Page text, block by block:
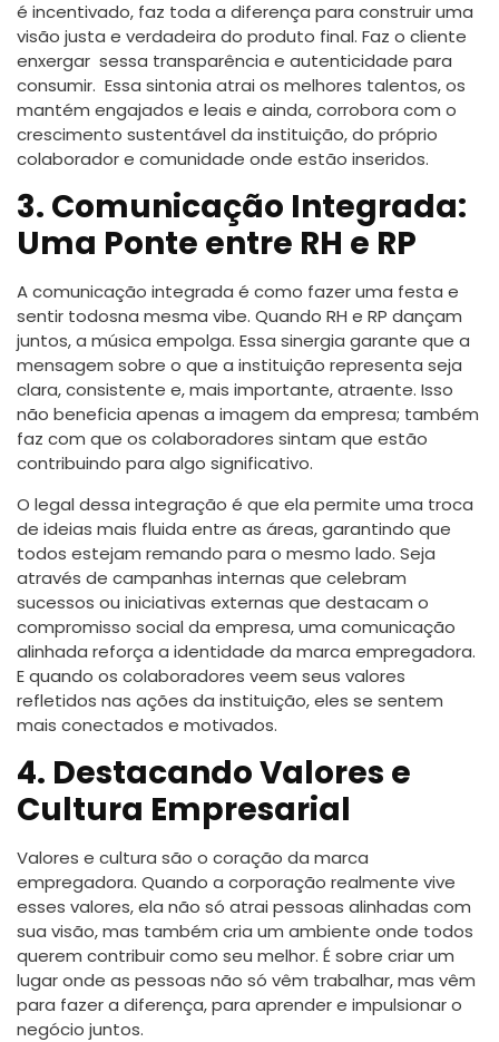
é incentivado, faz toda a diferença para construir uma
visão justa e verdadeira do produto final. Faz o cliente
enxergar sessa transparência e autenticidade para
consumir. Essa sintonia atrai os melhores talentos, os
mantém engajados e leais e ainda, corrobora com o
crescimento sustentável da instituição, do próprio
colaborador e comunidade onde estão inseridos.
3. Comunicação Integrada:
Uma Ponte entre RH e RP
A comunicação integrada é como fazer uma festa e
sentir todosna mesma vibe. Quando RH e RP dançam
juntos, a música empolga. Essa sinergia garante que a
mensagem sobre o que a instituição representa seja
clara, consistente e, mais importante, atraente. Isso
não beneficia apenas a imagem da empresa; também
faz com que os colaboradores sintam que estão
contribuindo para algo significativo.
O legal dessa integração é que ela permite uma troca
de ideias mais fluida entre as áreas, garantindo que
todos estejam remando para o mesmo lado. Seja
através de campanhas internas que celebram
sucessos ou iniciativas externas que destacam o
compromisso social da empresa, uma comunicação
alinhada reforça a identidade da marca empregadora.
E quando os colaboradores veem seus valores
refletidos nas ações da instituição, eles se sentem
mais conectados e motivados.
4. Destacando Valores e
Cultura Empresarial
Valores e cultura são o coração da marca
empregadora. Quando a corporação realmente vive
esses valores, ela não só atrai pessoas alinhadas com
sua visão, mas também cria um ambiente onde todos
querem contribuir como seu melhor. É sobre criar um
lugar onde as pessoas não só vêm trabalhar, mas vêm
para fazer a diferença, para aprender e impulsionar o
negócio juntos.